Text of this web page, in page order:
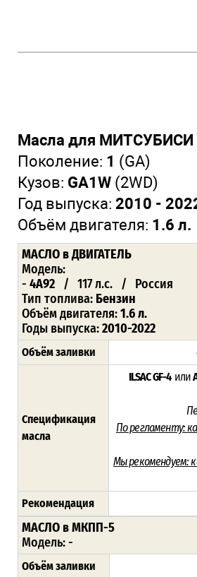
Масла для МИТСУБИСИ
Поколение: 1 (GA)
Кузов: GA1W (2WD)
Год выпуска: 2010 -
Объём двигателя: 1.6 л.
МАСЛО в ДВИГАТЕЛЬ
Модель:
- 4A92 / 117 л.с. / Россия
Тип топлива: Бензин
Объём двигателя:1.6 л.
Годы выпуска:2010-2022
Объём заливки
Спецификация
масла
ILSAC GF-4 или
По регламенту:
Мы рекомендуем:
Рекомендация
МАСЛО в МКПП-5
Модель: -
Объём заливки